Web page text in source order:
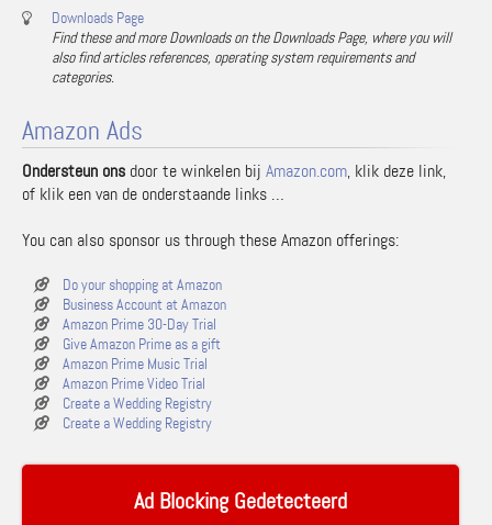
Downloads Page
Find these and more Downloads on the Downloads Page, where you will
also find articles references, operating system requirements and
categories.
Amazon Ads
Ondersteun ons door te winkelen bij Amazon.com, klik deze link,
of klik een van de onderstaande links …
You can also sponsor us through these Amazon offerings:
Do your shopping at Amazon
Business Account at Amazon
Amazon Prime 30-Day Trial
Give Amazon Prime as a gift
Amazon Prime Music Trial
Amazon Prime Video Trial
Create a Wedding Registry
Create a Wedding Registry
Ad Blocking Gedetecteerd